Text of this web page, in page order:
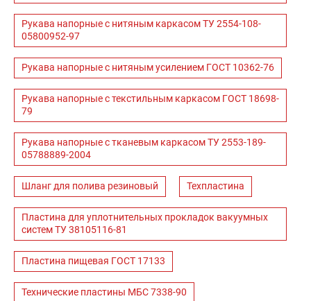
Рукава напорные с нитяным каркасом ТУ 2554-108-
05800952-97
Рукава напорные с нитяным усилением ГОСТ 10362-76
Рукава напорные с текстильным каркасом ГОСТ 18698-
79
Рукава напорные с тканевым каркасом ТУ 2553-189-
05788889-2004
Шланг для полива резиновый Техпластина
Пластина для уплотнительных прокладок вакуумных
систем ТУ 38105116-81
Пластина пищевая ГОСТ 17133
Технические пластины МБС 7338-90